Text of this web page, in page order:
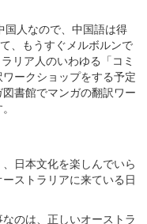
国人なので、中国語は得
、もうすぐメルボルンで
リア人のいわゆる「コミ
ークショップをする予定
書館でマンガの翻訳ワー
日本文化を楽しんでいら
ストラリアに来ている日
のは、正しいオーストラ